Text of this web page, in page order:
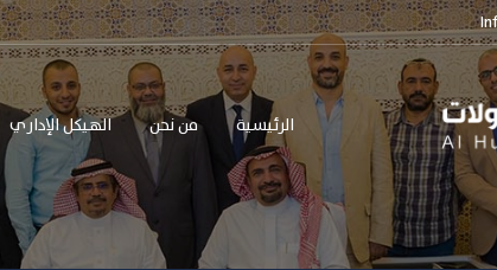
الرئيسية من نحن الهيكل الإداري